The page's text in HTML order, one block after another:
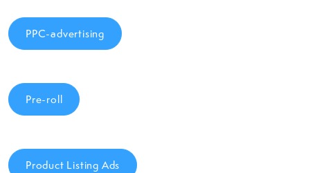
PPC-advertising
Pre-roll
Product Listing Ads